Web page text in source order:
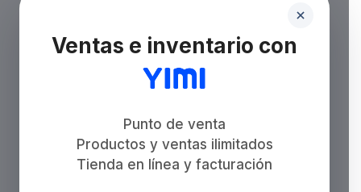
Ventas e inventario con
Punto de venta
Productos y ventas ilimitados
Tienda en línea y facturación